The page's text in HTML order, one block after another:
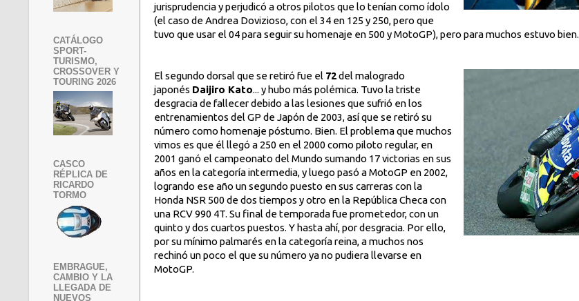
jurisprudencia y perjudicó a otros pilotos que lo tenían como ídolo
(el caso de Andrea Dovizioso, con el 34 en 125 y 250, pero que
tuvo que usar el 04 para seguir su homenaje en 500 y MotoGP), pero para muchos estuvo bien.
El segundo dorsal que se retiró fue el 72del malogrado
japonés Daijiro Kato... y hubo más polémica. Tuvo la triste
desgracia de fallecer debido a las lesiones que sufrió en los
entrenamientos del GP de Japón de 2003, así que se retiró su
número como homenaje póstumo. Bien. El problema que muchos
vimos es que él llegó a 250 en el 2000 como piloto regular, en
2001 ganó el campeonato del Mundo sumando 17 victorias en sus
años en la categoría intermedia, y luego pasó a MotoGP en 2002,
logrando ese año un segundo puesto en sus carreras con la
Honda NSR 500 de dos tiempos y otro en la República Checa con
una RCV 990 4T. Su final de temporada fue prometedor, con un
quinto y dos cuartos puestos. Y hasta ahí, por desgracia. Por ello,
por su mínimo palmarés en la categoría reina, a muchos nos
rechinó un poco el que su número ya no pudiera llevarse en
MotoGP.
CATÁLOGO
SPORT-
TURISMO,
CROSSOVER Y
TOURING 2026
CASCO
RÉPLICA DE
RICARDO
TORMO
EMBRAGUE,
CAMBIO Y LA
LLEGADA DE
NUEVOS